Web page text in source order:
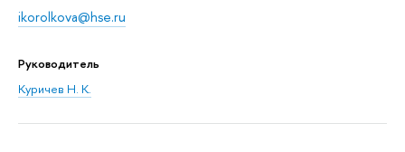
ikorolkova@hse.ru
Руководитель
Куричев Н. К.